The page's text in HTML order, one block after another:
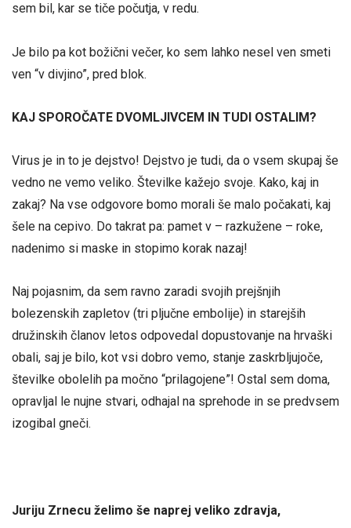
sem bil, kar se tiče počutja, v redu.
Je bilo pa kot božični večer, ko sem lahko nesel ven smeti
ven “v divjino”, pred blok.
KAJ SPOROČATE DVOMLJIVCEM IN TUDI OSTALIM?
Virus je in to je dejstvo! Dejstvo je tudi, da o vsem skupaj še
vedno ne vemo veliko. Številke kažejo svoje. Kako, kaj in
zakaj? Na vse odgovore bomo morali še malo počakati, kaj
šele na cepivo. Do takrat pa: pamet v – razkužene – roke,
nadenimo si maske in stopimo korak nazaj!
Naj pojasnim, da sem ravno zaradi svojih prejšnjih
bolezenskih zapletov (tri pljučne embolije) in starejših
družinskih članov letos odpovedal dopustovanje na hrvaški
obali, saj je bilo, kot vsi dobro vemo, stanje zaskrbljujoče,
številke obolelih pa močno “prilagojene”! Ostal sem doma,
opravljal le nujne stvari, odhajal na sprehode in se predvsem
izogibal gneči.
Juriju Zrnecu želimo še naprej veliko zdravja,